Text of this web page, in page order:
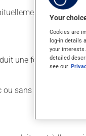
on l'utilise
une fois par jour.
ou sans nourriture,
Your
Cookies are
log-in details
your
detailed
see our